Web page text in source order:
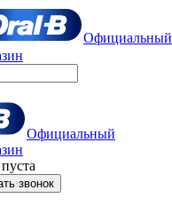
Официальный
Официальный
звонок